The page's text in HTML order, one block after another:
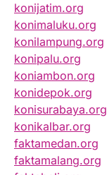
konijatim.org
konimaluku.org
konilampung.org
konipalu.org
koniambon.org
konidepok.org
konisurabaya.org
konikalbar.org
faktamedan.org
faktamalang.org